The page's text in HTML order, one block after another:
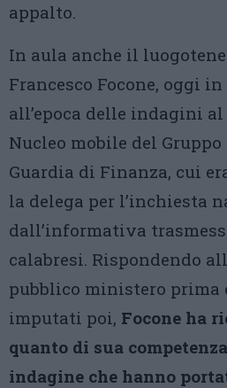
appalto.
In aula anche il
Francesco Focone, oggi
all’epoca delle indagini
Nucleo mobile del
Guardia di Finanza, cui
la delega per l’inchiesta
dall’informativa
calabresi. Rispondendo
pubblico ministero prima
imputati poi, Focone ha
quanto di sua
indagine che hanno